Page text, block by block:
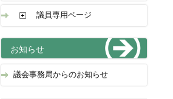
議員専用ページ
お知らせ
議会事務局からのお知らせ